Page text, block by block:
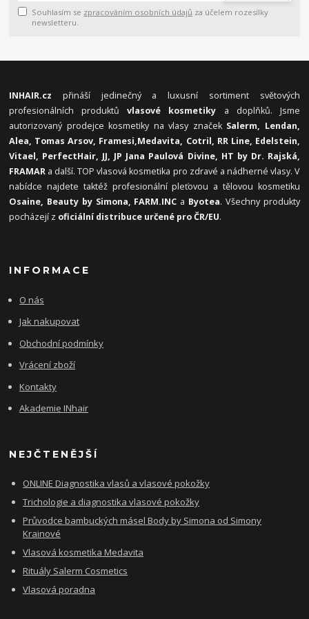
Souhlasím se zpracováním osobních údajů za účelem rozesílky
newsletteru.
INHAIR.cz přináší jedinečný a luxusní sortiment světových
profesionálních produktůvlasové kosmetiky a doplňků. Jsme
autorizovaný prodejce kosmetiky na vlasy značek Salerm, Lendan,
Alea, Tomas Arsov, Framesi,Medavita, Cotril, RR Line, Edelstein,
Vitael, PerfectHair, JJ, JP Jana Paulová Divine, HT by Dr. Rajská,
FRAMAR a další. TOP vlasová kosmetika pro zdravé a nádherné vlasy. V
nabídce najdete taktéž profesionální pleťovou a tělovou kosmetiku
Osaine, Beauty by Simona, FARM.INC a Byotea. Všechny produkty
pocházejí z oficiální distribuce určené pro ČR/EU.
INFORMACE
O nás
Jak nakupovat
Obchodní podmínky
Vrácení zboží
Kontakty
Akademie INhair
NEJČTENĚJŠÍ
ONLINE Diagnostika vlasů a vlasové pokožky
Trichologie a diagnostika vlasové pokožky
Průvodce bambuckých másel Body by Simona od Simony
Krainové
Vlasová kosmetika Medavita
Rituály Salerm Cosmetics
Vlasová poradna